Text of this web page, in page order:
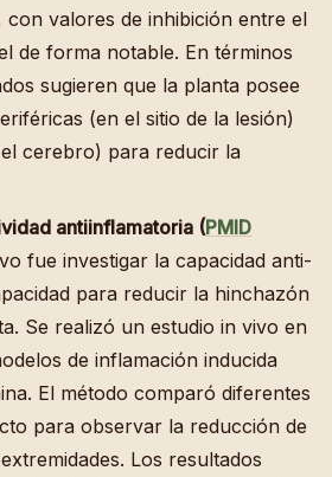
con valores de inhibición entre el
de forma notable. En términos
sugieren que la planta posee
(en el sitio de la lesión)
cerebro) para reducir la
antiinflamatoria (PMID
fue investigar la capacidad anti-
para reducir la hinchazón
Se realizó un estudio in vivo en
de inflamación inducida
El método comparó diferentes
para observar la reducción de
Los resultados